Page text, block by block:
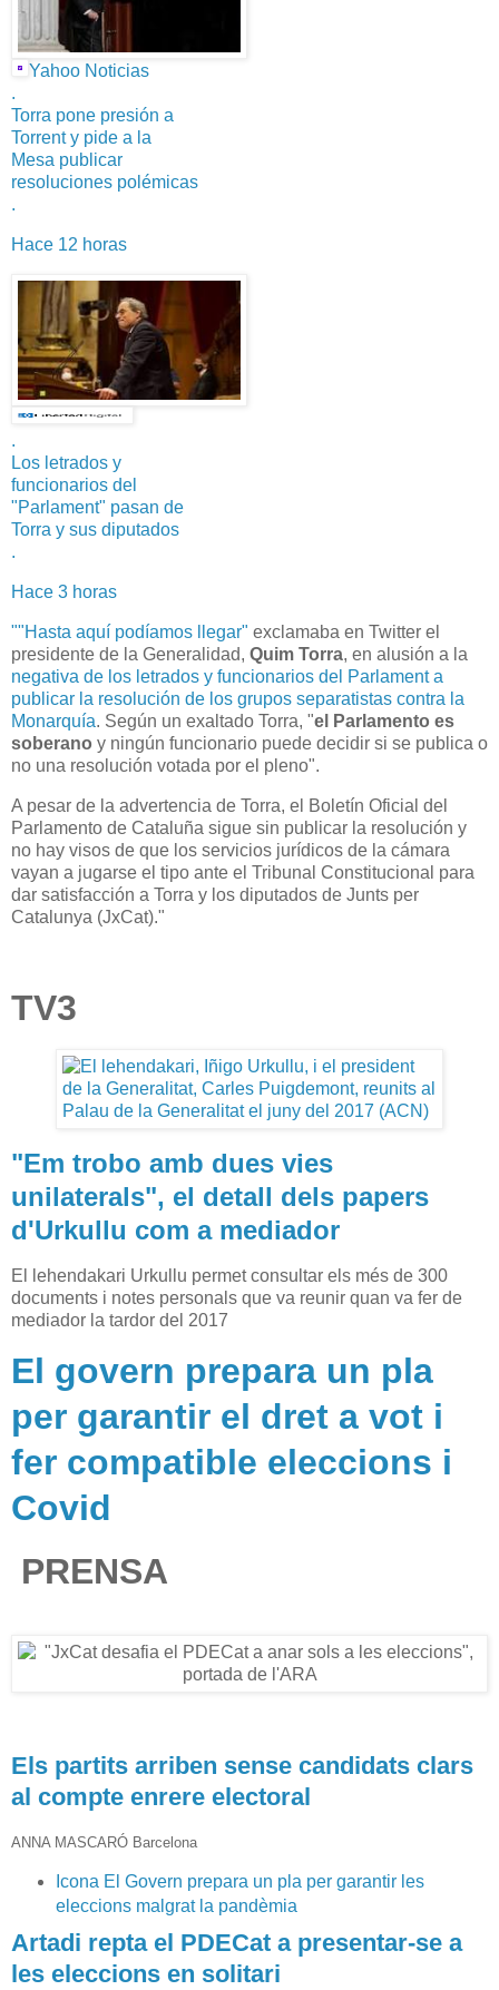
Yahoo Noticias
.
Torra pone presión a
Torrent y pide a la
Mesa publicar
resoluciones polémicas
.
Hace 12 horas
.
Los letrados y
funcionarios del
"Parlament" pasan de
Torra y sus diputados
.
Hace 3 horas
""Hasta aquí podíamos llegar" exclamaba en Twitter el
presidente de la Generalidad, Quim Torra, en alusión a la
negativa de los letrados y funcionarios del Parlament a
publicar la resolución de los grupos separatistas contra la
Monarquía. Según un exaltado Torra, "el Parlamento es
soberano y ningún funcionario puede decidir si se publica o
no una resolución votada por el pleno".
A pesar de la advertencia de Torra, el Boletín Oficial del
Parlamento de Cataluña sigue sin publicar la resolución y
no hay visos de que los servicios jurídicos de la cámara
vayan a jugarse el tipo ante el Tribunal Constitucional para
dar satisfacción a Torra y los diputados de Junts per
Catalunya (JxCat)."
S
e
e
e
d
:
h
t
p
/
/
w
e
i
g
t
c
o
m
TV3
"Em trobo amb dues vies
unilaterals", el detall dels papers
d'Urkullu com a mediador
El lehendakari Urkullu permet consultar els més de 300
documents i notes personals que va reunir quan va fer de
mediador la tardor del 2017
El govern prepara un pla
per garantir el dret a vot i
fer compatible eleccions i
Covid
PRENSA
Els partits arriben sense candidats clars
al compte enrere electoral
ANNA MASCARÓ Barcelona
Icona El Govern prepara un pla per garantir les
eleccions malgrat la pandèmia
Artadi repta el PDECat a presentar-se a
les eleccions en solitari